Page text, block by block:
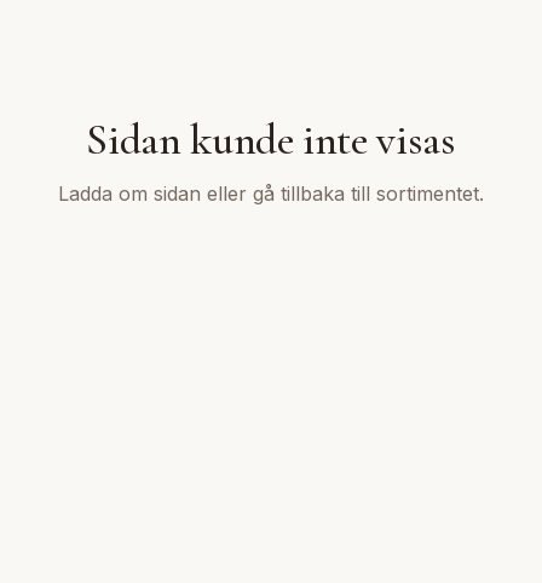
Sidan kunde inte visas
Ladda om sidan eller gå tillbaka till sortimentet.